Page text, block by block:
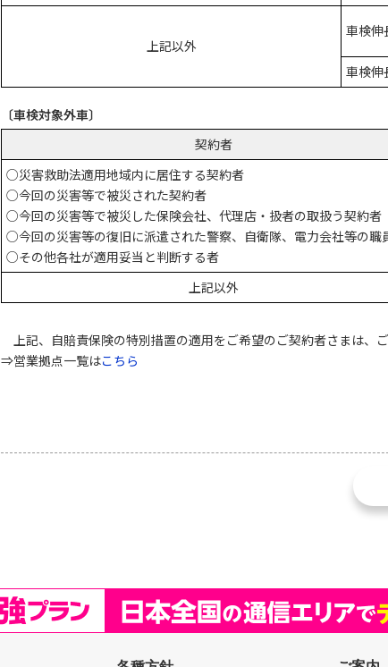
上記以外
車検伸
車検伸
〔車検対象外車〕
契約者
○災害救助法適用地域内に居住する契約者
○今回の災害等で被災された契約者
○今回の災害等で被災した保険会社、代理店・扱者の取扱う契約者
○今回の災害等の復旧に派遣された警察、自衛隊、電力会社等の職
○その他各社が適用妥当と判断する者
上記以外
上記、自賠責保険の特別措置の適用をご希望のご契約者さまは、
⇒営業拠点一覧はこちら